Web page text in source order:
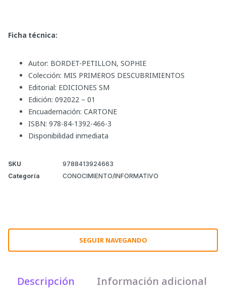
Ficha técnica:
Autor: BORDET-PETILLON, SOPHIE
Colección: MIS PRIMEROS DESCUBRIMIENTOS
Editorial: EDICIONES SM
Edición: 092022 – 01
Encuadernación: CARTONE
ISBN: 978-84-1392-466-3
Disponibilidad inmediata
SKU
9788413924663
Categoría
CONOCIMIENTO/INFORMATIVO
SEGUIR NAVEGANDO
Descripción Información adicional